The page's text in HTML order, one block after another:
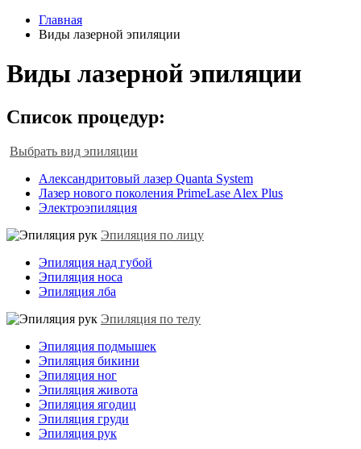
Главная
Виды лазерной эпиляции
Виды лазерной эпиляции
Список процедур:
Выбрать вид эпиляции
Александритовый лазер Quanta System
Лазер нового поколения PrimeLase Alex Plus
Электроэпиляция
Эпиляция по лицу
Эпиляция над губой
Эпиляция носа
Эпиляция лба
Эпиляция по телу
Эпиляция подмышек
Эпиляция бикини
Эпиляция ног
Эпиляция живота
Эпиляция ягодиц
Эпиляция груди
Эпиляция рук